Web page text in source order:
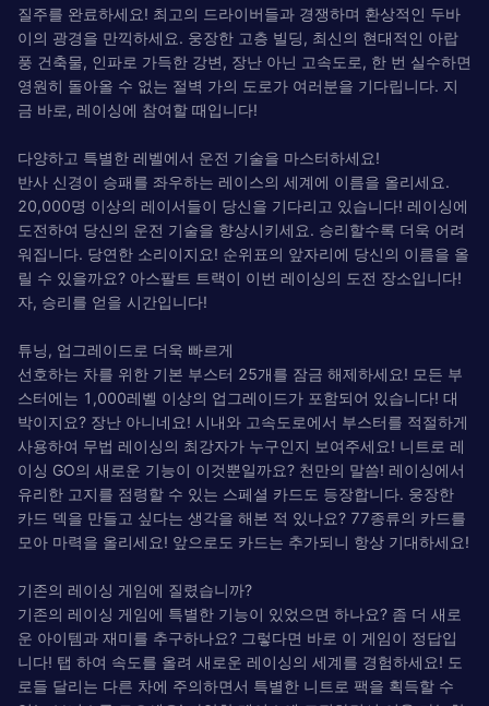
질주를 완료하세요! 최고의 드라이버들과 경쟁하며 환상적인 두바
이의 광경을 만끽하세요. 웅장한 고층 빌딩, 최신의 현대적인 아랍
풍 건축물, 인파로 가득한 강변, 장난 아닌 고속도로, 한 번 실수하면
영원히 돌아올 수 없는 절벽 가의 도로가 여러분을 기다립니다. 지
금 바로, 레이싱에 참여할 때입니다!
다양하고 특별한 레벨에서 운전 기술을 마스터하세요!
반사 신경이 승패를 좌우하는 레이스의 세계에 이름을 올리세요.
20,000명 이상의 레이서들이 당신을 기다리고 있습니다! 레이싱에
도전하여 당신의 운전 기술을 향상시키세요. 승리할수록 더욱 어려
워집니다. 당연한 소리이지요! 순위표의 앞자리에 당신의 이름을 올
릴 수 있을까요? 아스팔트 트랙이 이번 레이싱의 도전 장소입니다!
자, 승리를 얻을 시간입니다!
튜닝, 업그레이드로 더욱 빠르게
선호하는 차를 위한 기본 부스터 25개를 잠금 해제하세요! 모든 부
스터에는 1,000레벨 이상의 업그레이드가 포함되어 있습니다! 대
박이지요? 장난 아니네요! 시내와 고속도로에서 부스터를 적절하게
사용하여 무법 레이싱의 최강자가 누구인지 보여주세요! 니트로 레
이싱 GO의 새로운 기능이 이것뿐일까요? 천만의 말씀! 레이싱에서
유리한 고지를 점령할 수 있는 스페셜 카드도 등장합니다. 웅장한
카드 덱을 만들고 싶다는 생각을 해본 적 있나요? 77종류의 카드를
모아 마력을 올리세요! 앞으로도 카드는 추가되니 항상 기대하세요!
기존의 레이싱 게임에 질렸습니까?
기존의 레이싱 게임에 특별한 기능이 있었으면 하나요? 좀 더 새로
운 아이템과 재미를 추구하나요? 그렇다면 바로 이 게임이 정답입
니다! 탭 하여 속도를 올려 새로운 레이싱의 세계를 경험하세요! 도
로들 달리는 다른 차에 주의하면서 특별한 니트로 팩을 획득할 수